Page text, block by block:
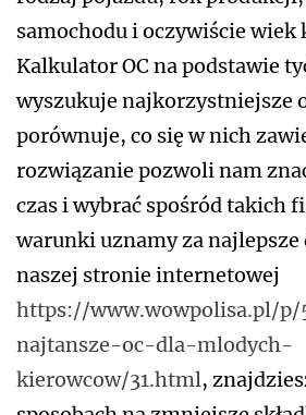
samochodu i oczywiście wiek
Kalkulator OC na podstawie
wyszukuje najkorzystniejsze
porównuje, co się w nich
rozwiązanie pozwoli nam
czas i wybrać spośród takich
warunki uznamy za najlepsze
naszej stronie internetowej
https://www.wowpolisa.pl/
najtansze-oc-dla-mlodych-
kierowcow/31.html,